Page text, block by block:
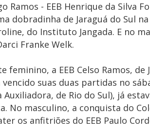
Ramos - EEB Henrique da Silva
dobradinha de Jaraguá do Sul
do Instituto Jangada. E no
Franke Welk.
feminino, a EEB Celso Ramos,
suas duas partidas no
Auxiliadora, de Rio do Sul), já
No masculino, a conquista do
os anfitriões do EEB Paulo